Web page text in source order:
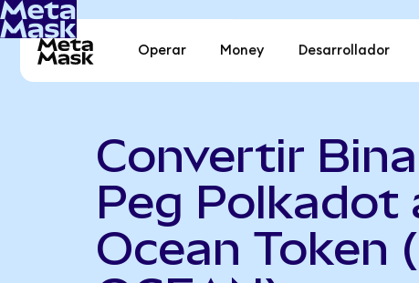
Operar Money Desarrollador
Convertir
Peg Polkadot
Ocean Token